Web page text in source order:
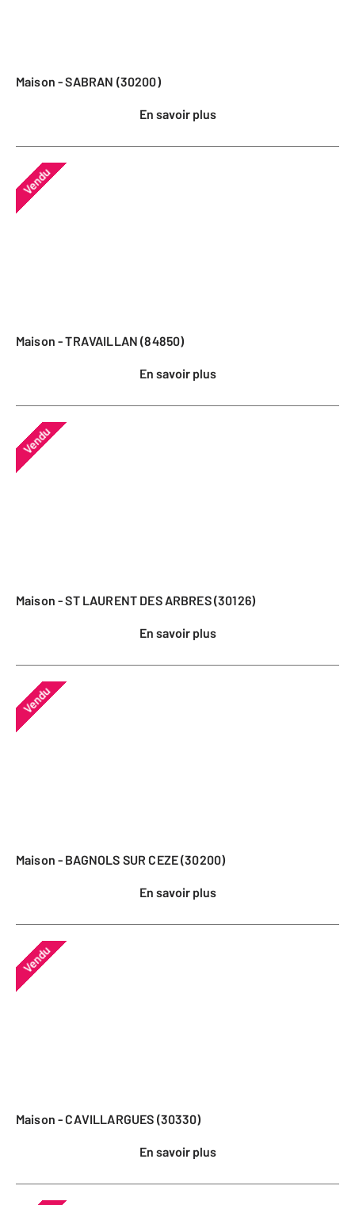
Maison - SABRAN (30200)
En savoir plus
Vendu
Maison - TRAVAILLAN (84850)
En savoir plus
Vendu
Maison - ST LAURENT DES ARBRES (30126)
En savoir plus
Vendu
Maison - BAGNOLS SUR CEZE (30200)
En savoir plus
Vendu
Maison - CAVILLARGUES (30330)
En savoir plus